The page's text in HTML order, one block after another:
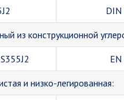
DIN
из конструкционной
и низко-легированная: